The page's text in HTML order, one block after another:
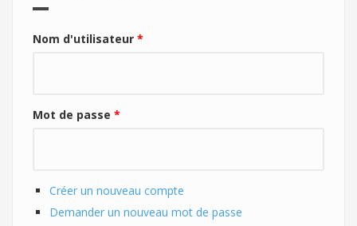
Nom d'utilisateur *
Mot de passe *
Créer un nouveau compte
Demander un nouveau mot de passe